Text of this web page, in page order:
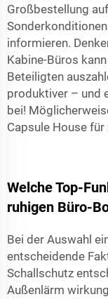
Großbestellung
informieren.
Kabine-Büros
Beteiligten
produktiver – und
bei!
Capsule House für
Welche Top-
ruhigen Büro-
Bei der Auswahl
entscheidende
Schallschutz
Außenlärm